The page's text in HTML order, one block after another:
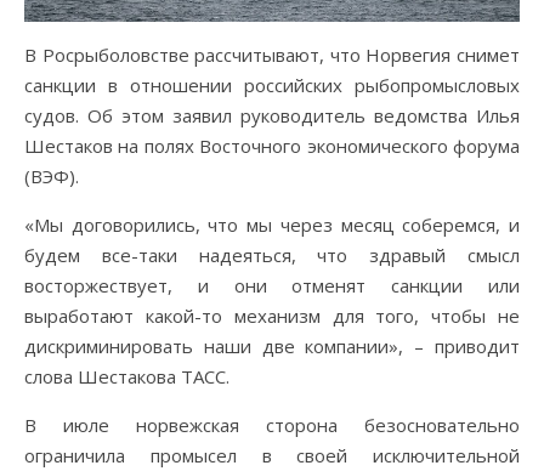
В Росрыболовстве рассчитывают, что Норвегия снимет
санкции в отношении российских рыбопромысловых
судов. Об этом заявил руководитель ведомства Илья
Шестаков на полях Восточного экономического форума
(ВЭФ).
«Мы договорились, что мы через месяц соберемся, и
будем все-таки надеяться, что здравый смысл
восторжествует, и они отменят санкции или
выработают какой-то механизм для того, чтобы не
дискриминировать наши две компании», – приводит
слова Шестакова ТАСС.
В июле норвежская сторона безосновательно
ограничила промысел в своей исключительной